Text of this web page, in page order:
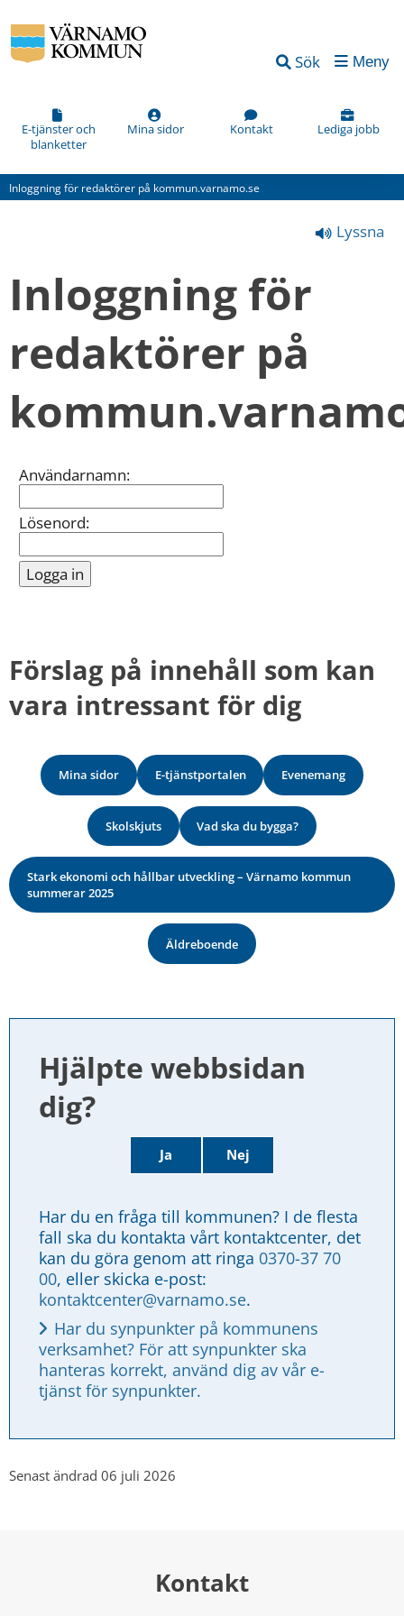
Sök Meny
E-tjänster och
blanketter
Mina sidor Kontakt Lediga jobb
Inloggning för redaktörer på kommun.varnamo.se
Lyssna
Inloggning för
redaktörer på
Inloggning
Användarnamn:
Lösenord:
Förslag på innehåll som kan
vara intressant för dig
Mina sidor E-tjänstportalen Evenemang
Skolskjuts Vad ska du bygga?
Stark ekonomi och hållbar utveckling – Värnamo kommun
summerar 2025
Äldreboende
Hjälpte webbsidan
dig?
Ja Nej
Har du en fråga till kommunen? I de flesta
fall ska du kontakta vårt kontaktcenter, det
kan du göra genom att ringa 0370-37 70
00
kontaktcenter@varnamo.se.
Har du synpunkter på kommunens
verksamhet? För att synpunkter ska
hanteras korrekt, använd dig av vår e-
tjänst för synpunkter.
Vad
kan
förbättra
den
här
(obligatorisk)
kan
informationen
bättre
dig?
Webbadress
sidan
Senast ändrad 06 juli 2026
Kontakt